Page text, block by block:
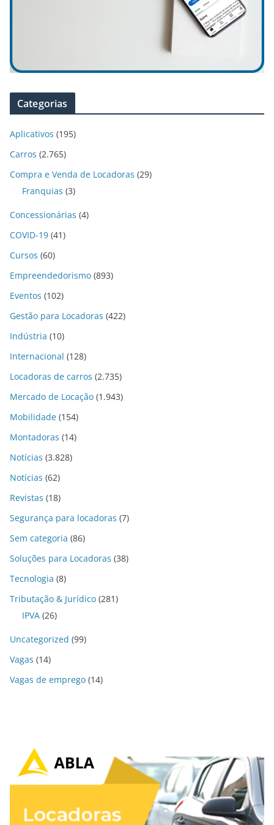
Categorias
Aplicativos (195)
Carros (2.765)
Compra e Venda de Locadoras (29)
Franquias (3)
Concessionárias (4)
COVID-19 (41)
Cursos (60)
Empreendedorismo (893)
Eventos (102)
Gestão para Locadoras (422)
Indústria (10)
Internacional (128)
Locadoras de carros (2.735)
Mercado de Locação (1.943)
Mobilidade (154)
Montadoras (14)
Notícias (3.828)
Notícias (62)
Revistas (18)
Segurança para locadoras (7)
Sem categoria (86)
Soluções para Locadoras (38)
Tecnologia (8)
Tributação & Jurídico (281)
IPVA (26)
Uncategorized (99)
Vagas (14)
Vagas de emprego (14)